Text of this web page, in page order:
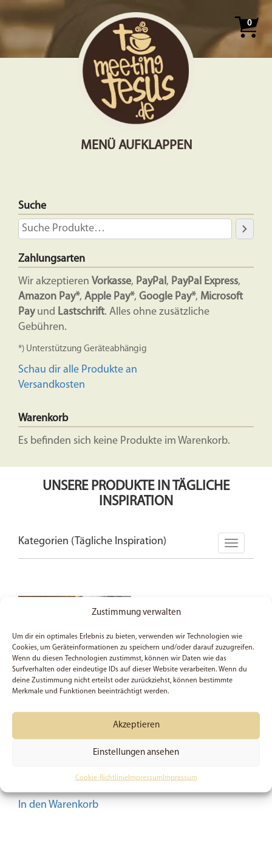
Zustimmung verwalten
Um dir ein optimales Erlebnis zu bieten, verwenden wir Technologien wie
Cookies, um Geräteinformationen zu speichern und/oder darauf zuzugreifen.
Wenn du diesen Technologien zustimmst, können wir Daten wie das
Surfverhalten oder eindeutige IDs auf dieser Website verarbeiten. Wenn du
deine Zustimmung nicht erteilst oder zurückziehst, können bestimmte
Merkmale und Funktionen beeinträchtigt werden.
Akzeptieren
Einstellungen ansehen
Cookie-RichtlinieImpressum Impressum
0
MENÜ AUFKLAPPEN
Suche
Zahlungsarten
Wir akzeptieren Vorkasse, PayPal, PayPal Express,
Amazon Pay*, Apple Pay*, Google Pay*, Microsoft
Payund Lastschrift. Alles ohne zusätzliche
Gebühren.
*) Unterstützung Geräteabhängig
Schau dir alle Produkte an
Versandkosten
Warenkorb
Es befinden sich keine Produkte im Warenkorb.
UNSERE PRODUKTE IN TÄGLICHE
INSPIRATION
Kategorien (Tägliche Inspiration)
Affirmationen – Tasse
von 5
In den Warenkorb